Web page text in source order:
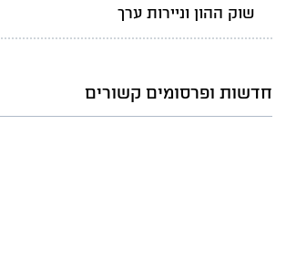
שוק ההון וניירות ערך
חדשות ופרסומים קשורים